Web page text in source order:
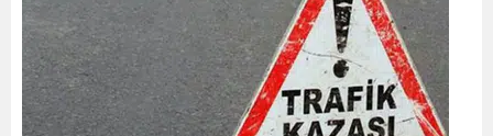
Siirt
Sinop
Sivas